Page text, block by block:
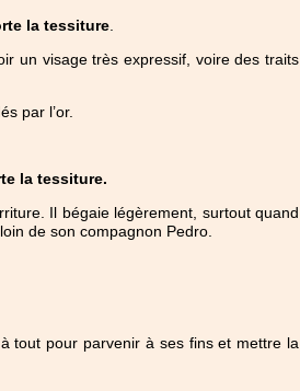
la tessiture
un visage très expressif, voire des traits
par l’or.
la tessiture.
Il bégaie légèrement, surtout quand
de son compagnon Pedro.
tout pour parvenir à ses fins et mettre la